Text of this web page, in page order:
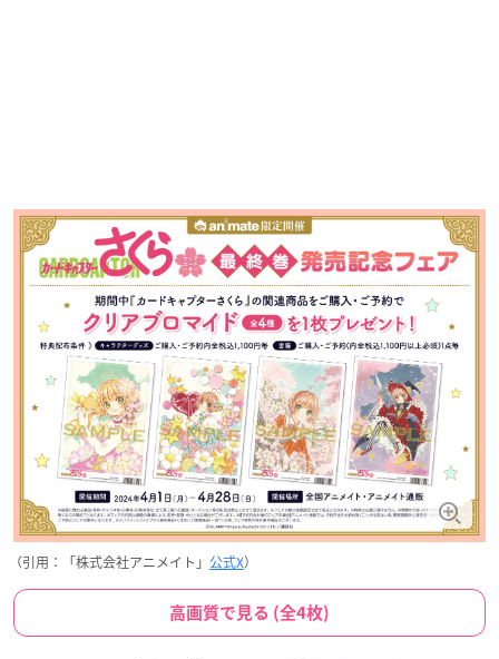
（引用：「株式会社アニメイト」 公式X）
高画質で見る (全4枚)